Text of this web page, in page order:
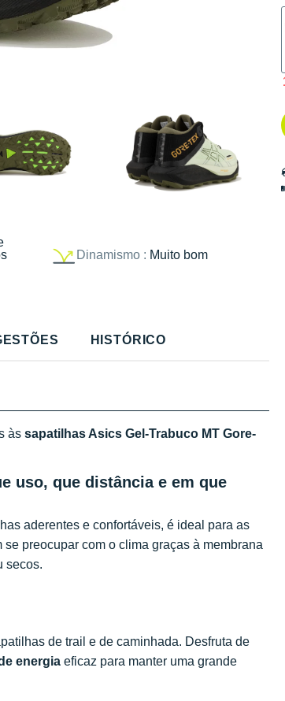
Dinamismo : Muito bom
HISTÓRICO
às sapatilhas Asics Gel-Trabuco MT Gore-
uso, que distância e em que
aderentes e confortáveis, é ideal para as
preocupar com o clima graças à membrana
secos.
de trail e de caminhada. Desfruta de
energia eficaz para manter uma grande